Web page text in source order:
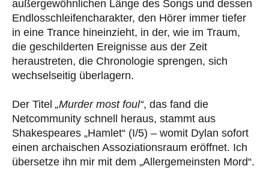
außergewöhnlichen Länge des Songs und dessen
Endlosschleifencharakter, den Hörer immer tiefer
in eine Trance hineinzieht, in der, wie im Traum,
die geschilderten Ereignisse aus der Zeit
heraustreten, die Chronologie sprengen, sich
wechselseitig überlagern.
Der Titel „Murder most foul“, das fand die
Netcommunity schnell heraus, stammt aus
Shakespeares „Hamlet“ (I/5) – womit Dylan sofort
einen archaischen Assoziationsraum eröffnet. Ich
übersetze ihn mir mit dem „Allergemeinsten Mord“.